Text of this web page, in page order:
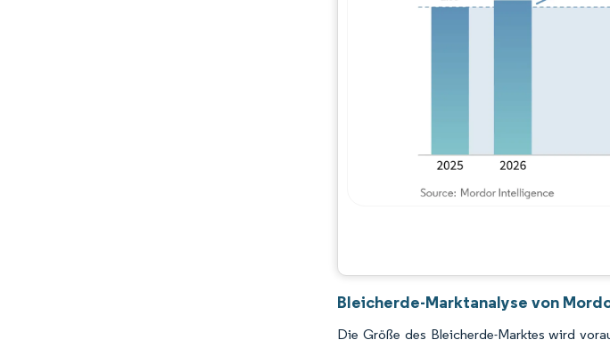
Bild ©
Bleicherde-Marktanalyse von
Die Größe des Bleicherde-Marktes wird